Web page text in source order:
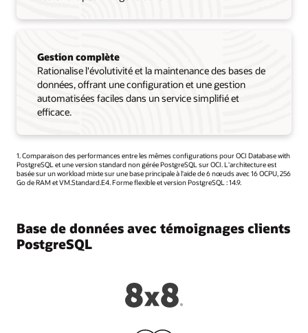
Gestion complète
Rationalise l'évolutivité et la maintenance des bases de
données, offrant une configuration et une gestion
automatisées faciles dans un service simplifié et
efficace.
1. Comparaison des performances entre les mêmes configurations pour OCI Database with
PostgreSQL et une version standard non gérée PostgreSQL sur OCI. L'architecture est
basée sur un workload mixte sur une base principale à l'aide de 6 nœuds avec 16 OCPU, 256
Go de RAM et VM.Standard.E4. Forme flexible et version PostgreSQL : 14.9.
Base de données avec témoignages clients
PostgreSQL